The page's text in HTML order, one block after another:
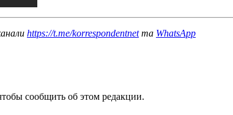
https://t.me/korrespondentnetта WhatsApp
сообщить об этом редакции.